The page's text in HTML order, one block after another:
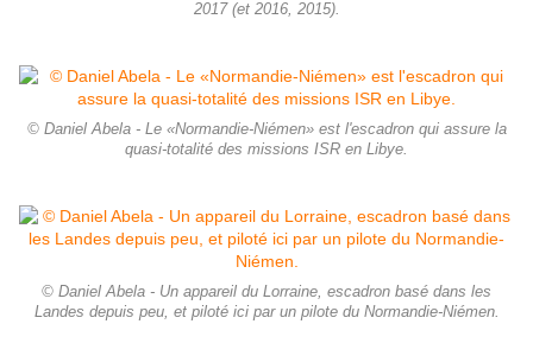
2017 (et 2016, 2015).
© Daniel Abela - Le «Normandie-Niémen» est l'escadron qui assure la
quasi-totalité des missions ISR en Libye.
© Daniel Abela - Un appareil du Lorraine, escadron basé dans les
Landes depuis peu, et piloté ici par un pilote du Normandie-Niémen.